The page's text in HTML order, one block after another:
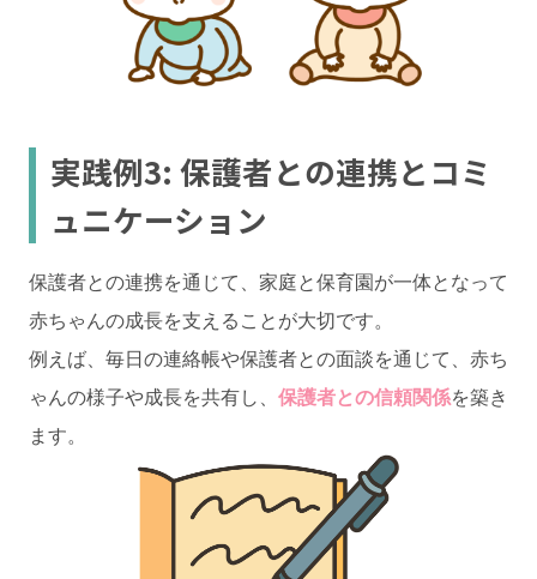
実践例3: 保護者との連携とコミ
ュニケーション
保護者との連携を通じて、家庭と保育園が一体となって
赤ちゃんの成長を支えることが大切です。
例えば、毎日の連絡帳や保護者との面談を通じて、赤ち
ゃんの様子や成長を共有し、 保護者との信頼関係を築き
ます。